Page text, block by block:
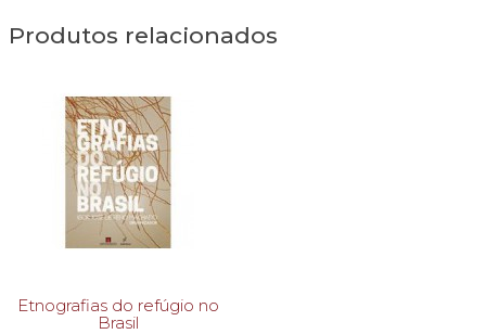
Produtos relacionados
Etnografias do refúgio no
Brasil